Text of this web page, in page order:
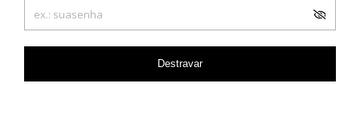
Destravar